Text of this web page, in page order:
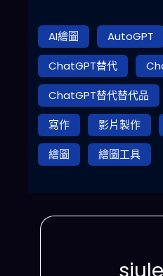
AI繪圖 AutoGPT
ChatGPT替代
ChatGPT替代替代品
寫作
影片製作
繪圖
繪圖工具